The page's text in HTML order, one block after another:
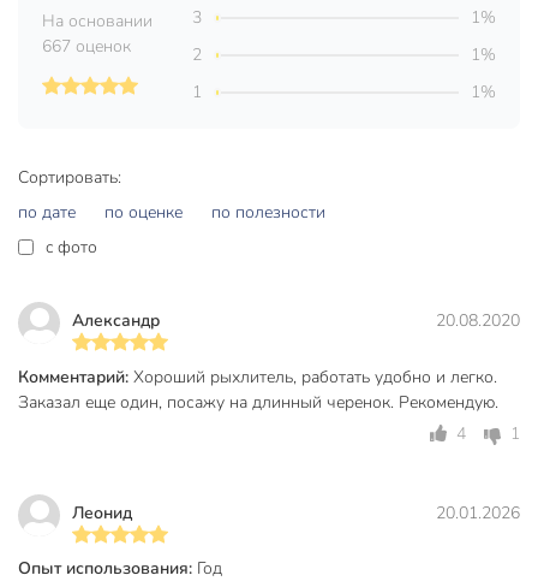
Габариты упаковки
Сортировать:
по дате
по оценке
по полезности
c фото
Александр 20.08.2020
Комментарий: Хороший рыхлитель, работать удобно и легко.
Заказал еще один, посажу на длинный черенок. Рекомендую.
4
1
Леонид 20.01.2026
Опыт использования: Год
На основании
667 оценок
3
1%
2
1%
1
1%